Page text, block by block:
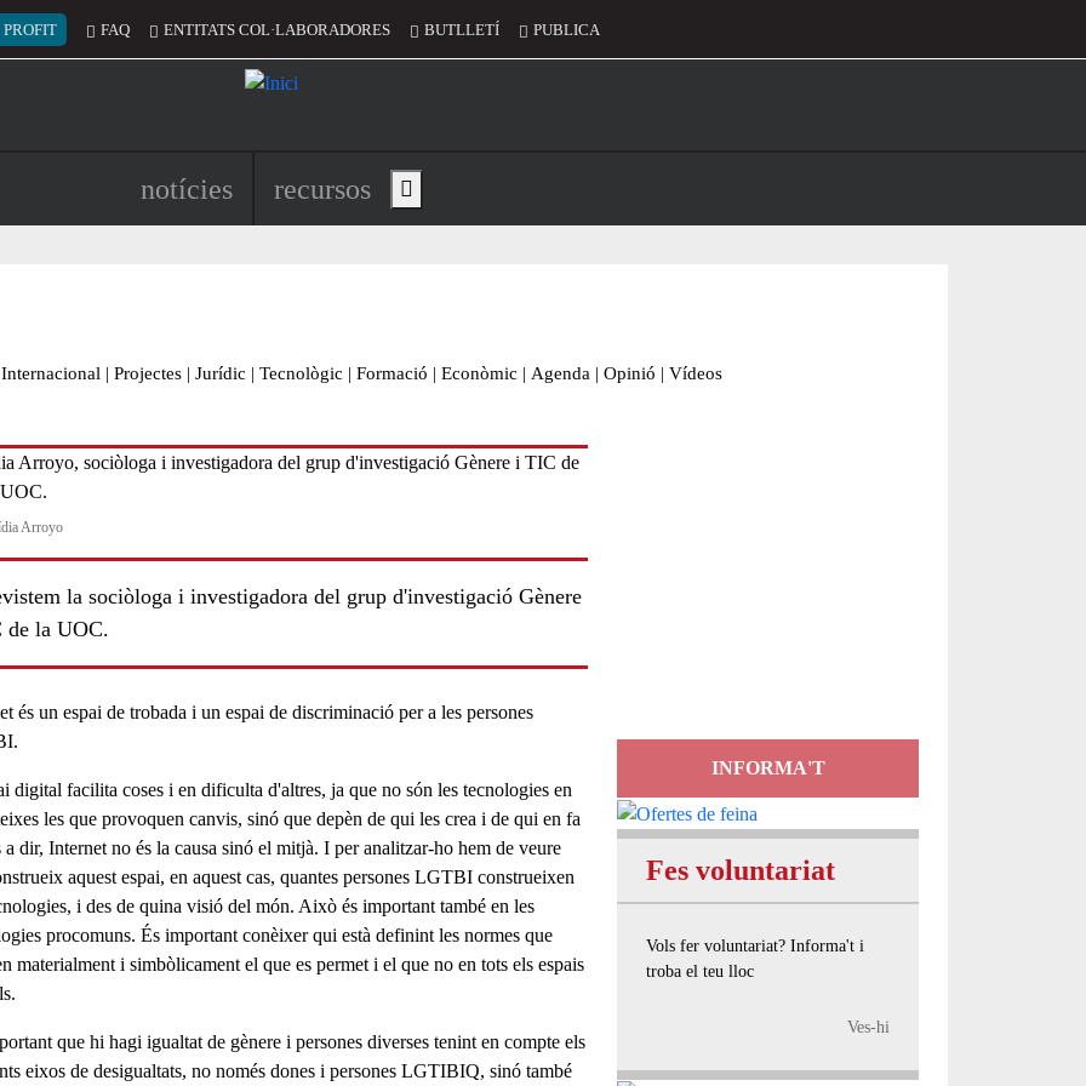
del compte d'usuari
PROFIT FAQ ENTITATS COL·LABORADORES BUTLLETÍ PUBLICA
Navegació principal de l'encapçalament
notícies recursos Show main menu
Internacional | Projectes | Jurídic | Tecnològic | Formació | Econòmic | Agenda | Opinió | Vídeos
Arroyo
la sociòloga i investigadora del grup d'investigació Gènere
de la UOC.
és un espai de trobada i un espai de discriminació per a les persones
digital facilita coses i en dificulta d'altres, ja que no són les tecnologies en
les que provoquen canvis, sinó que depèn de qui les crea i de qui en fa
a dir, Internet no és la causa sinó el mitjà. I per analitzar-ho hem de veure
aquest espai, en aquest cas, quantes persones LGTBI construeixen
i des de quina visió del món. Això és important també en les
procomuns. És important conèixer qui està definint les normes que
materialment i simbòlicament el que es permet i el que no en tots els espais
que hi hagi igualtat de gènere i persones diversestenint en compte els
eixos de desigualtats, no només dones i persones LGTIBIQ, sinó també
INFORMA'T
Fes voluntariat
Vols fer voluntariat? Informa't i
troba el teu lloc
Ves-hi